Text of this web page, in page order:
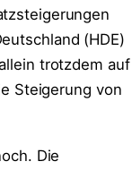
(HDE)
trotzdem auf
Steigerung von
Die